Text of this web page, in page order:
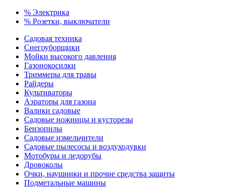
% Электрика
% Розетки, выключатели
Садовая техника
Снегоуборщики
Мойки высокого давления
Газонокосилки
Триммеры для травы
Райдеры
Культиваторы
Аэраторы для газона
Валики садовые
Садовые ножницы и кусторезы
Бензопилы
Садовые измельчители
Садовые пылесосы и воздуходувки
Мотобуры и ледорубы
Дровоколы
Очки, наушники и прочие средства защиты
Подметальные машины